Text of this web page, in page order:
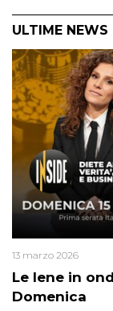
ULTIME NEWS
Le Iene in
Domenica
13 marzo 2026